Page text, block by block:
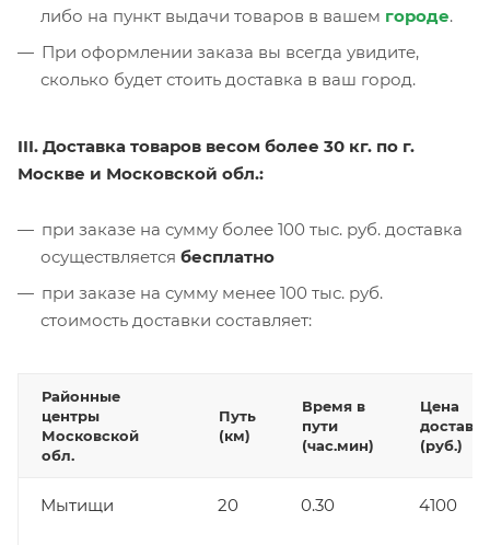
либо на пункт выдачи товаров в вашем городе.
При оформлении заказа вы всегда увидите,
сколько будет стоить доставка в ваш город.
III. Доставка товаров весом более 30 кг. по г.
Москве и Московской обл.:
при заказе на сумму более 100 тыс. руб. доставка
осуществляется бесплатно
при заказе на сумму менее 100 тыс. руб.
стоимость доставки составляет:
Районные
центры
Московской
обл.
Путь
(км)
Время в
пути
(час.мин)
Цена
(руб.)
Мытищи 20 0.30 4100